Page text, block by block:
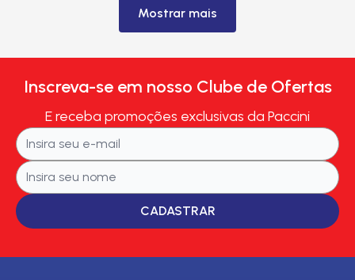
Mostrar mais
Inscreva-se em nosso Clube de Ofertas
E receba promoções exclusivas da Paccini
CADASTRAR